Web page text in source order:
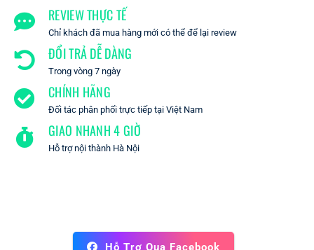
REVIEW THỰC TẾ
Chỉ khách đã mua hàng mới có thể để lại review
ĐỔI TRẢ DỄ DÀNG
Trong vòng 7 ngày
CHÍNH HÃNG
Đối tác phân phối trực tiếp tại Việt Nam
GIAO NHANH 4 GIỜ
Hỗ trợ nội thành Hà Nội
Hỗ Trợ Qua Facebook